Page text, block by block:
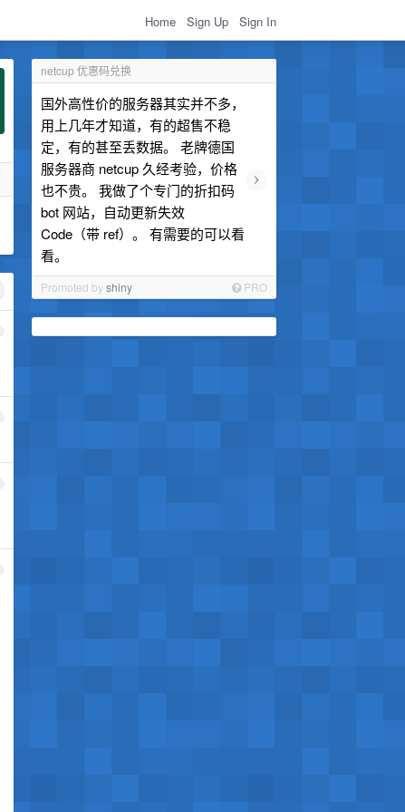
Home Sign Up Sign In
netcup 优惠码兑换
国外高性价的服务器其实并不多，
用上几年才知道，有的超售不稳
定，有的甚至丢数据。 老牌德国
服务器商 netcup 久经考验，价格
也不贵。 我做了个专门的折扣码
bot 网站，自动更新失效
Code（带 ref）。 有需要的可以看
看。
›
Promoted byshiny PRO